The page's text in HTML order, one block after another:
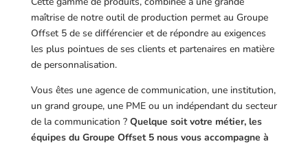
maîtrise de notre outil de production permet au Groupe
Offset 5 de se différencier et de répondre au exigences
les plus pointues de ses clients et partenaires en matière
de personnalisation.
Vous êtes une agence de communication, une institution,
un grand groupe, une PME ou un indépendant du secteur
de la communication ? Quelque soit votre métier, les
équipes du Groupe Offset 5 nous vous accompagne à